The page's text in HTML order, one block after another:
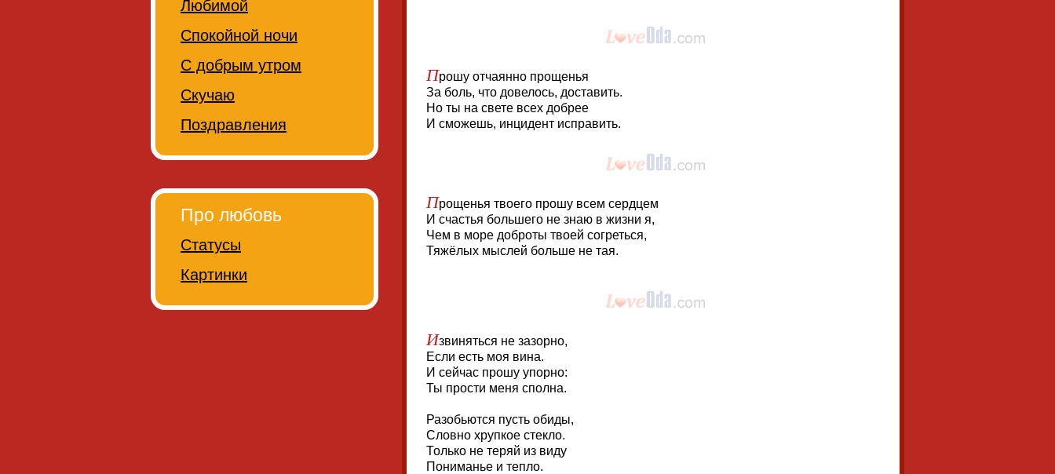
Прошу отчаянно прощенья
За боль, что довелось, доставить.
Но ты на свете всех добрее
И сможешь, инцидент исправить.
Прощенья твоего прошу всем сердцем
И счастья большего не знаю в жизни я,
Чем в море доброты твоей согреться,
Тяжёлых мыслей больше не тая.
Извиняться не зазорно,
Если есть моя вина.
И сейчас прошу упорно:
Ты прости меня сполна.
Разобьются пусть обиды,
Словно хрупкое стекло.
Только не теряй из виду
Пониманье и тепло.
Любимой
Спокойной ночи
С добрым утром
Скучаю
Поздравления
Про любовь
Статусы
Картинки